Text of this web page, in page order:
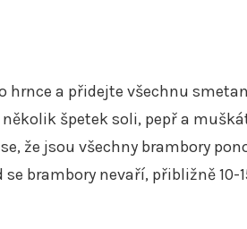
hrnce a přidejte všechnu
špetek soli, pepř a
že jsou všechny brambory
brambory nevaří, přibližně 10-